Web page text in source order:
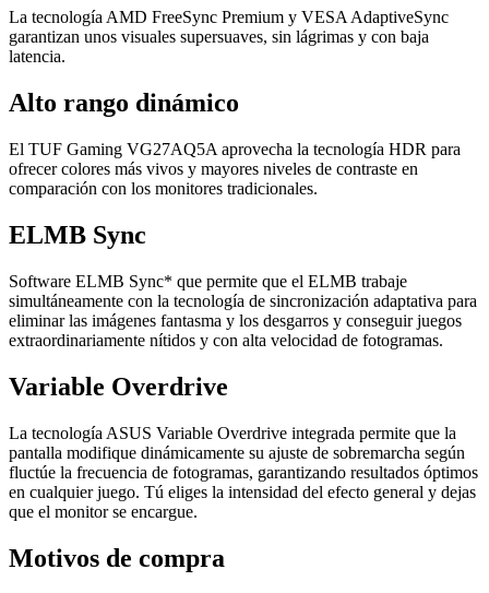
La tecnología AMD FreeSync Premium y VESA AdaptiveSync
garantizan unos visuales supersuaves, sin lágrimas y con baja
latencia.
Alto rango dinámico
El TUF Gaming VG27AQ5A aprovecha la tecnología HDR para
ofrecer colores más vivos y mayores niveles de contraste en
comparación con los monitores tradicionales.
ELMB Sync
Software ELMB Sync* que permite que el ELMB trabaje
simultáneamente con la tecnología de sincronización adaptativa para
eliminar las imágenes fantasma y los desgarros y conseguir juegos
extraordinariamente nítidos y con alta velocidad de fotogramas.
Variable Overdrive
La tecnología ASUS Variable Overdrive integrada permite que la
pantalla modifique dinámicamente su ajuste de sobremarcha según
fluctúe la frecuencia de fotogramas, garantizando resultados óptimos
en cualquier juego. Tú eliges la intensidad del efecto general y dejas
que el monitor se encargue.
Motivos de compra